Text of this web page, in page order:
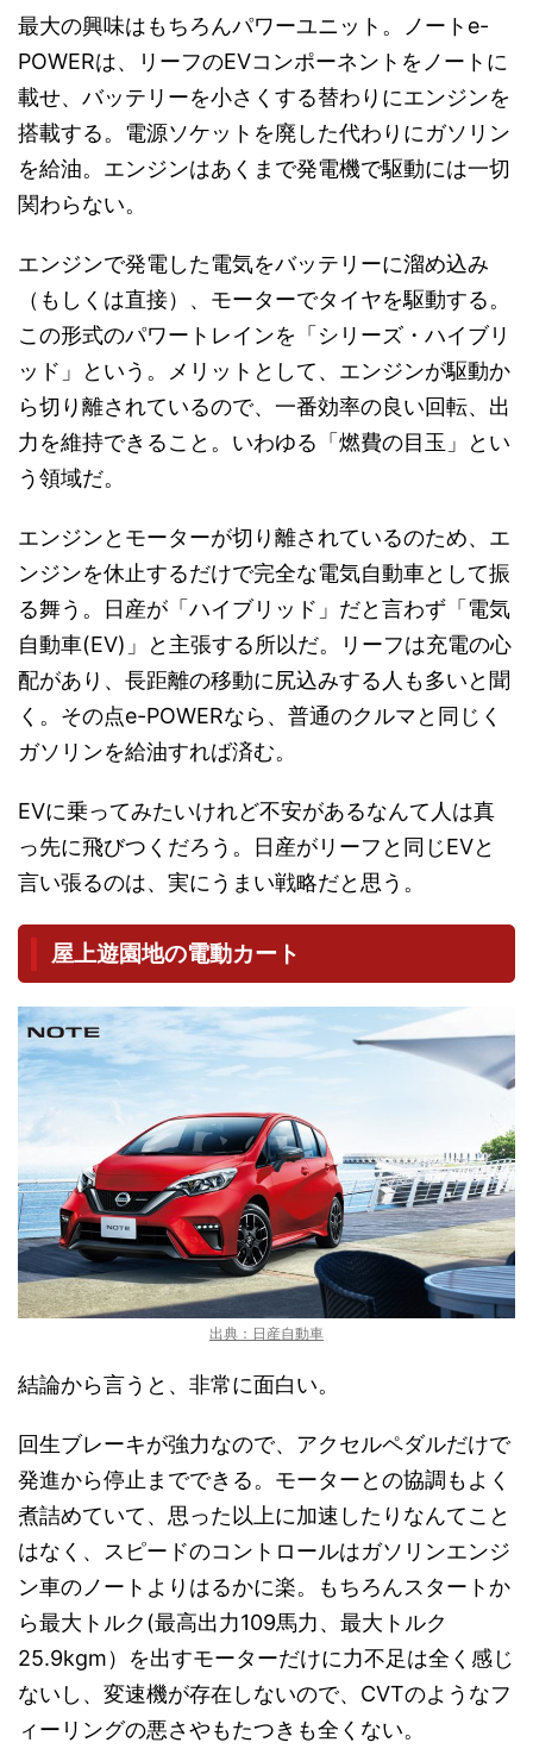
最大の興味はもちろんパワーユニット。ノートe-
POWERは、リーフのEVコンポーネントをノートに
載せ、バッテリーを小さくする替わりにエンジンを
搭載する。電源ソケットを廃した代わりにガソリン
を給油。エンジンはあくまで発電機で駆動には一切
関わらない。
エンジンで発電した電気をバッテリーに溜め込み
（もしくは直接）、モーターでタイヤを駆動する。
この形式のパワートレインを「シリーズ・ハイブリ
ッド」という。メリットとして、エンジンが駆動か
ら切り離されているので、一番効率の良い回転、出
力を維持できること。いわゆる「燃費の目玉」とい
う領域だ。
エンジンとモーターが切り離されているのため、エ
ンジンを休止するだけで完全な電気自動車として振
る舞う。日産が「ハイブリッド」だと言わず「電気
自動車(EV)」と主張する所以だ。リーフは充電の心
配があり、長距離の移動に尻込みする人も多いと聞
く。その点e-POWERなら、普通のクルマと同じく
ガソリンを給油すれば済む。
EVに乗ってみたいけれど不安があるなんて人は真
っ先に飛びつくだろう。日産がリーフと同じEVと
言い張るのは、実にうまい戦略だと思う。
屋上遊園地の電動カート
出典：日産自動車
結論から言うと、非常に面白い。
回生ブレーキが強力なので、アクセルペダルだけで
発進から停止までできる。モーターとの協調もよく
煮詰めていて、思った以上に加速したりなんてこと
はなく、スピードのコントロールはガソリンエンジ
ン車のノートよりはるかに楽。もちろんスタートか
ら最大トルク(最高出力109馬力、最大トルク
25.9kgm）を出すモーターだけに力不足は全く感じ
ないし、変速機が存在しないので、CVTのようなフ
ィーリングの悪さやもたつきも全くない。